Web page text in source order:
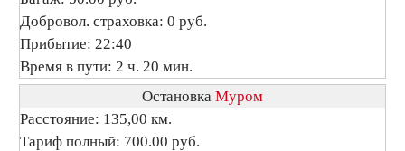
Добровол. страховка: 0 руб.
Прибытие: 22:40
Время в пути: 2 ч. 20 мин.
Остановка Муром
Расстояние: 135,00 км.
Тариф полный: 700.00 руб.